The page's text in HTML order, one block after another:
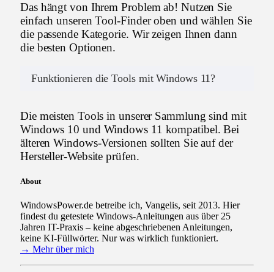
Das hängt von Ihrem Problem ab! Nutzen Sie
einfach unseren Tool-Finder oben und wählen Sie
die passende Kategorie. Wir zeigen Ihnen dann
die besten Optionen.
Funktionieren die Tools mit Windows 11?
Die meisten Tools in unserer Sammlung sind mit
Windows 10 und Windows 11 kompatibel. Bei
älteren Windows-Versionen sollten Sie auf der
Hersteller-Website prüfen.
About
WindowsPower.de betreibe ich, Vangelis, seit 2013. Hier
findest du getestete Windows-Anleitungen aus über 25
Jahren IT-Praxis – keine abgeschriebenen Anleitungen,
keine KI-Füllwörter. Nur was wirklich funktioniert.
→ Mehr über mich